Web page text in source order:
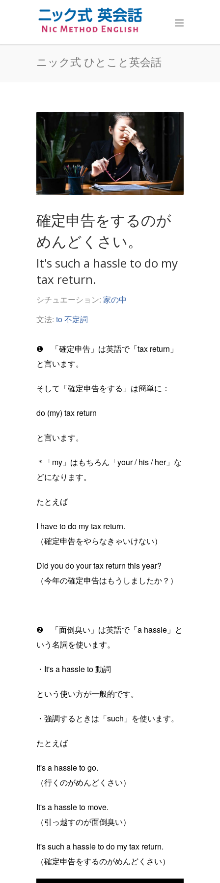
ニック式 ひとこと英会話
確定申告をするのが
めんどくさい。
It's such a hassle to do my
tax return.
シチュエーション: 家の中
文法: to 不定詞
❶ 「確定申告」は英語で「tax return」
と言います。
そして「確定申告をする」は簡単に：
do (my) tax return
と言います。
＊「my」はもちろん「your / his / her」な
どになります。
たとえば
I have to do my tax return.
（確定申告をやらなきゃいけない）
Did you do your tax return this year?
（今年の確定申告はもうしましたか？）
❷ 「面倒臭い」は英語で「a hassle」と
いう名詞を使います。
・It's a hassle to 動詞
という使い方が一般的です。
・強調するときは「such」を使います。
たとえば
It's a hassle to go.
（行くのがめんどくさい）
It's a hassle to move.
（引っ越すのが面倒臭い）
It's such a hassle to do my tax return.
（確定申告をするのがめんどくさい）